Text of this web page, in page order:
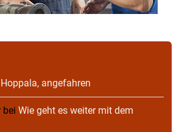
Hoppala, angefahren
bei Wie geht es weiter mit dem